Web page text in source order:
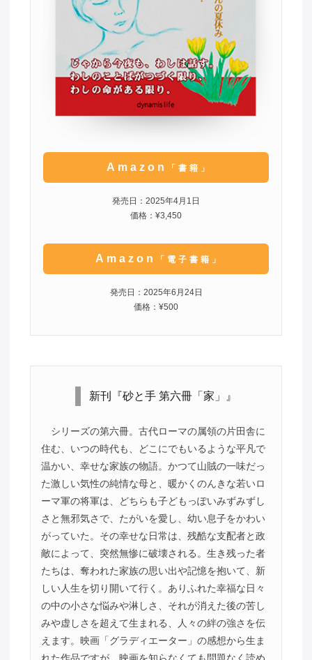
Amazon 「書籍」
発売日：2025年4月1日
価格：¥3,450
Amazon 「電子書籍」
発売日：2025年6月24日
価格：¥500
新刊『砂と手 第六冊「家」』
シリーズの第六冊。古代ローマの属領の片田舎に
住む、いつの時代も、どこにでもいるような平凡で
温かい、幸せな家族の物語。かつて山賊の一味だっ
た激しい気性の純情な母と、暖かくのんきな若いロ
ーマ軍の将軍は、どちらも子どもっぽいみずみずし
さと無邪気さで、たがいを愛し、幼い息子をかわい
がっていた。その幸せな日常は、残酷な支配者と政
敵によって、突然無惨に破壊される。生き残った者
たちは、奪われた家族の思い出や記憶を抱いて、新
しい人生を切り開いて行く。ありふれた幸福な日々
の中の小さな悩みや淋しさ、それが消えた後の苦し
みや虚しさを超えて生まれる、人々の絆の強さを伝
えます。映画「グラディエーター」の感想から生ま